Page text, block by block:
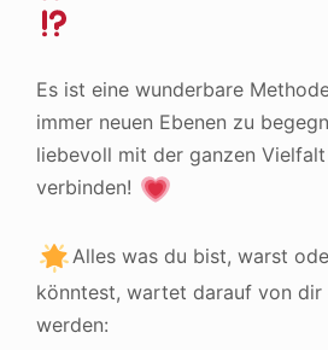
Es ist eine wunderbare
immer neuen Ebenen zu
liebevoll mit der ganzen
verbinden!
Alles was du bist, warst
könntest, wartet darauf von dir
werden: